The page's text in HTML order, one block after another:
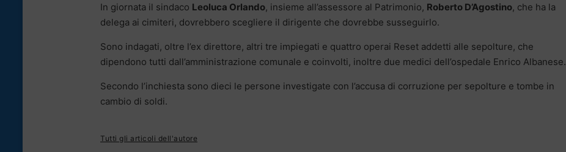
In giornata il sindaco Leoluca Orlando, insieme all’assessore al Patrimonio, Roberto D’Agostino, che ha la
delega ai cimiteri, dovrebbero scegliere il dirigente che dovrebbe susseguirlo.
Sono indagati, oltre l’ex direttore, altri tre impiegati e quattro operai Reset addetti alle sepolture, che
dipendono tutti dall’amministrazione comunale e coinvolti, inoltre due medici dell’ospedale Enrico Albanese.
Secondo l’inchiesta sono dieci le persone investigate con l’accusa di corruzione per sepolture e tombe in
cambio di soldi.
Tutti gli articoli dell'autore